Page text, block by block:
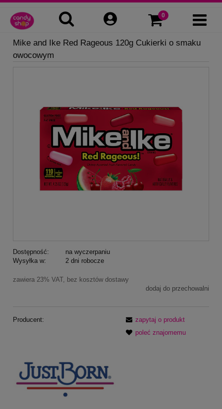
Mike and Ike Red Rageous 120g Cukierki o smaku
owocowym
Dostępność:
na wyczerpaniu
Wysyłka w:
2 dni robocze
zawiera 23% VAT, bez kosztów dostawy
dodaj do przechowalni
Producent:
zapytaj o produkt
poleć znajomemu